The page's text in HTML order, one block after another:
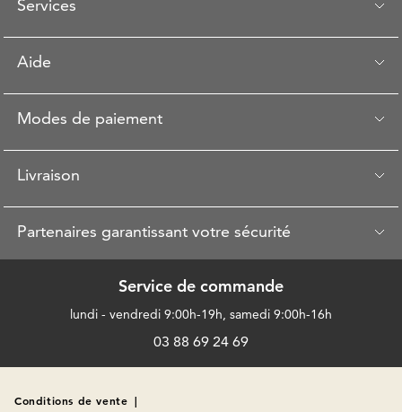
Services
Aide
Modes de paiement
Livraison
Partenaires garantissant votre sécurité
Service de commande
lundi - vendredi 9:00h-19h, samedi 9:00h-16h
03 88 69 24 69
Conditions de vente |